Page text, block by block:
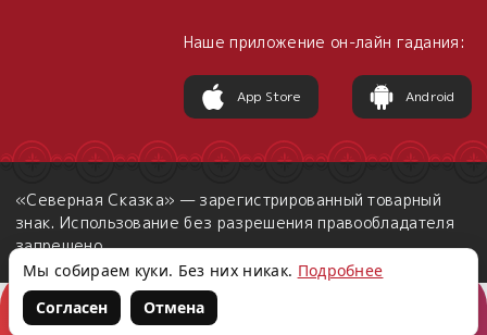
Корзина Войти
Наше приложение он-лайн гадания:
App Store Android
«Северная Сказка» — зарегистрированный товарный
знак. Использование без разрешения правообладателя
запрещено.
Мы собираем куки. Без них никак. Подробнее
Согласен
Отмена